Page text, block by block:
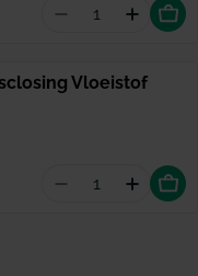
Aantal
Vloeistof
Aantal